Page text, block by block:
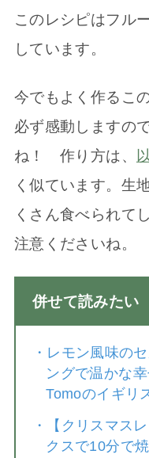
このレシピはフル
しています。
今でもよく作るこ
必ず感動しますの
ね！ 作り方は、
く似ています。生
くさん食べられて
注意くださいね。
併せて読みたい
・ レモン風味の
ングで温かな
Tomoのイギリ
・
【クリスマス
クスで10分で